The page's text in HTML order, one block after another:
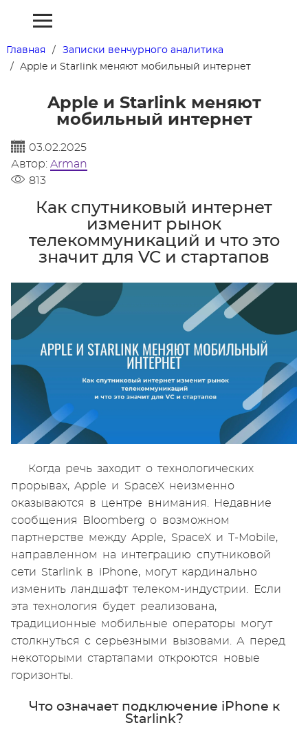
Главная
Записки венчурного аналитика
Apple и Starlink меняют мобильный интернет
Apple и Starlink меняют
мобильный интернет
03.02.2025
Автор: Arman
813
Как спутниковый интернет
изменит рынок
телекоммуникаций и что это
значит для VC и стартапов
Когда речь заходит о технологических
прорывах, Apple и SpaceX неизменно
оказываются в центре внимания. Недавние
сообщения Bloomberg о возможном
партнерстве между Apple, SpaceX и T-Mobile,
направленном на интеграцию спутниковой
сети Starlink в iPhone, могут кардинально
изменить ландшафт телеком-индустрии. Если
эта технология будет реализована,
традиционные мобильные операторы могут
столкнуться с серьезными вызовами. А перед
некоторыми стартапами откроются новые
горизонты.
Что означает подключение iPhone к
Starlink?